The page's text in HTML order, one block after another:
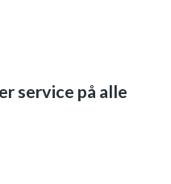
service på alle